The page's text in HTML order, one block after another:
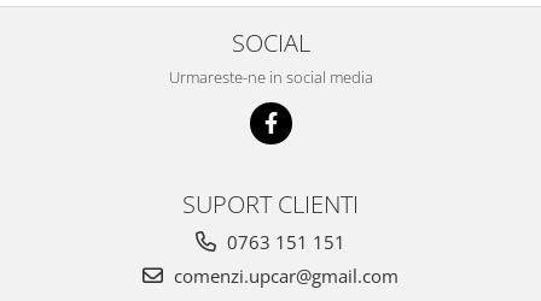
SOCIAL
Urmareste-ne in social media
SUPORT CLIENTI
0763 151 151
comenzi.upcar@gmail.com